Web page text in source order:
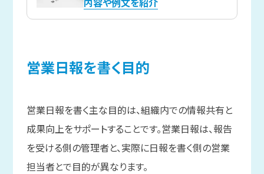
営業日報を書く目的
営業日報を書く主な目的は、組織内での情報共有と
成果向上をサポートすることです。営業日報は、報告
を受ける側の管理者と、実際に日報を書く側の営業
担当者とで目的が異なります。